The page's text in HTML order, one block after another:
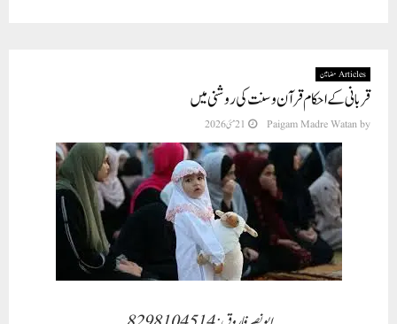
Articles مضامین
قربانی کے احکام قرآن و سنت کی روشنی میں
by
Paigam Madre Watan 21 مئی 2026